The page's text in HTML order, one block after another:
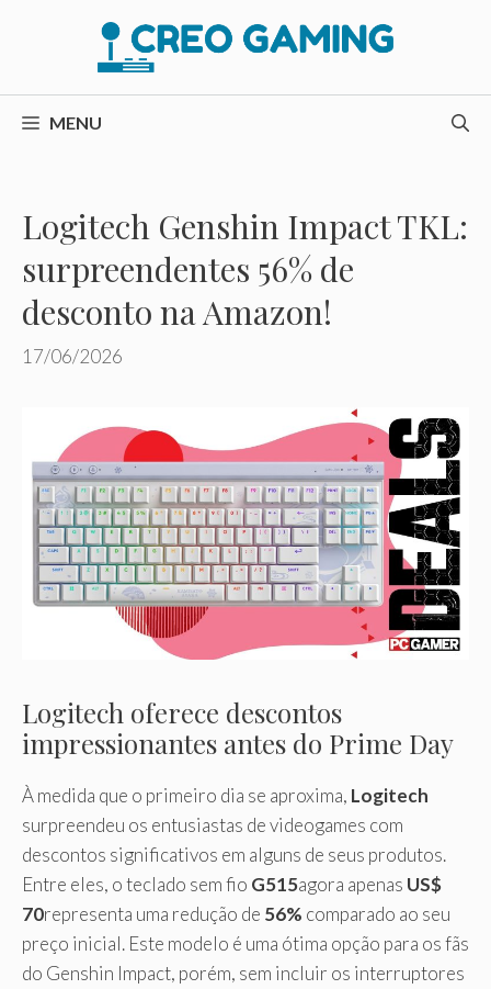
conteúdo
MENU
Logitech Genshin Impact TKL:
surpreendentes 56% de
desconto na Amazon!
17/06/2026
Logitech oferece descontos
impressionantes antes do Prime Day
À medida que o primeiro dia se aproxima, Logitech
surpreendeu os entusiastas de videogames com
descontos significativos em alguns de seus produtos.
Entre eles, o teclado sem fio G515agora apenas US$
70representa uma redução de 56% comparado ao seu
preço inicial. Este modelo é uma ótima opção para os fãs
do Genshin Impact, porém, sem incluir os interruptores